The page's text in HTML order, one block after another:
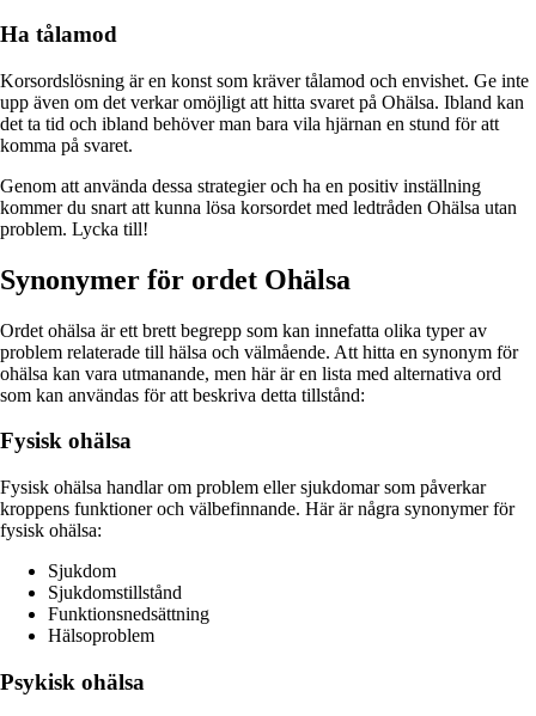
Ha tålamod
Korsordslösning är en konst som kräver tålamod och envishet. Ge inte
upp även om det verkar omöjligt att hitta svaret på Ohälsa. Ibland kan
det ta tid och ibland behöver man bara vila hjärnan en stund för att
komma på svaret.
Genom att använda dessa strategier och ha en positiv inställning
kommer du snart att kunna lösa korsordet med ledtråden Ohälsa utan
problem. Lycka till!
Synonymer för ordet Ohälsa
Ordet ohälsa är ett brett begrepp som kan innefatta olika typer av
problem relaterade till hälsa och välmående. Att hitta en synonym för
ohälsa kan vara utmanande, men här är en lista med alternativa ord
som kan användas för att beskriva detta tillstånd:
Fysisk ohälsa
Fysisk ohälsa handlar om problem eller sjukdomar som påverkar
kroppens funktioner och välbefinnande. Här är några synonymer för
fysisk ohälsa:
Sjukdom
Sjukdomstillstånd
Funktionsnedsättning
Hälsoproblem
Psykisk ohälsa